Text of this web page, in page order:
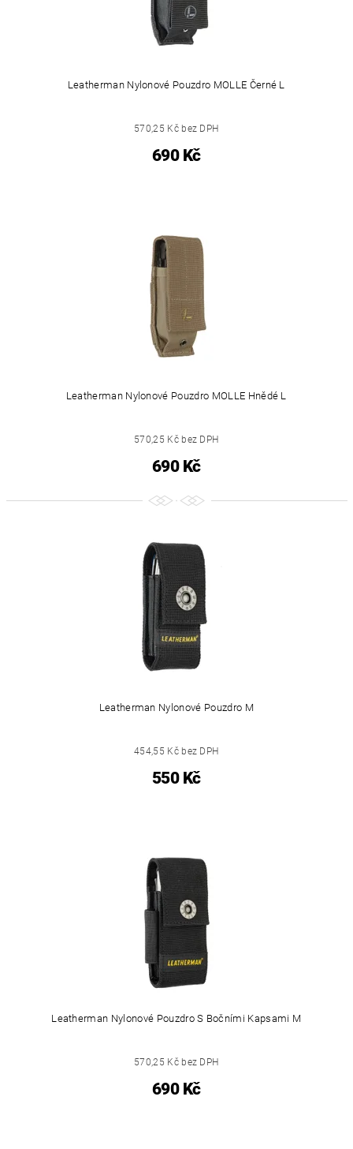
Leatherman Nylonové Pouzdro MOLLE Černé L
570,25 Kč bez DPH
690 Kč
Leatherman Nylonové Pouzdro MOLLE Hnědé L
570,25 Kč bez DPH
690 Kč
Leatherman Nylonové Pouzdro M
454,55 Kč bez DPH
550 Kč
Leatherman Nylonové Pouzdro S Bočními Kapsami M
570,25 Kč bez DPH
690 Kč